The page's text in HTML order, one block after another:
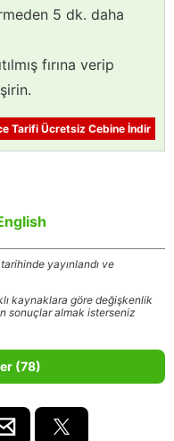
5 dk. daha
fırına verip
Tarifi Ücretsiz Cebine İndir
yayınlandı ve
kaynaklara göre değişkenlik
sonuçlar almak isterseniz
(78)